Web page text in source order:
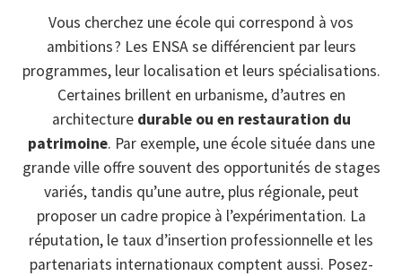
Vous cherchez une école qui correspond à vos
ambitions ? Les ENSA se différencient par leurs
programmes, leur localisation et leurs spécialisations.
Certaines brillent en urbanisme, d’autres en
architecture durable ou en restauration du
patrimoine. Par exemple, une école située dans une
grande ville offre souvent des opportunités de stages
variés, tandis qu’une autre, plus régionale, peut
proposer un cadre propice à l’expérimentation. La
réputation, le taux d’insertion professionnelle et les
partenariats internationaux comptent aussi. Posez-